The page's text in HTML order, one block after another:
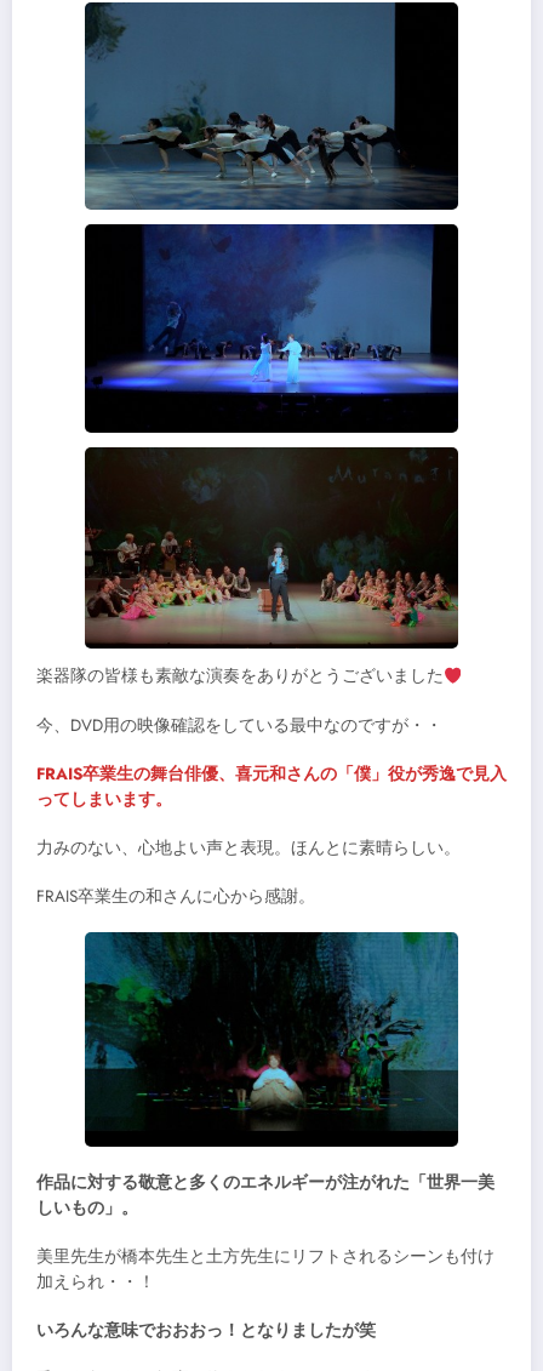
楽器隊の皆様も素敵な演奏をありがとうございました
今、DVD用の映像確認をしている最中なのですが・・
FRAIS卒業生の舞台俳優、喜元和さんの「僕」役が秀逸で見入
ってしまいます。
力みのない、心地よい声と表現。ほんとに素晴らしい。
FRAIS卒業生の和さんに心から感謝。
作品に対する敬意と多くのエネルギーが注がれた「世界一美
しいもの」。
美里先生が橋本先生と土方先生にリフトされるシーンも付け
加えられ・・！
いろんな意味でおおおっ！となりましたが笑